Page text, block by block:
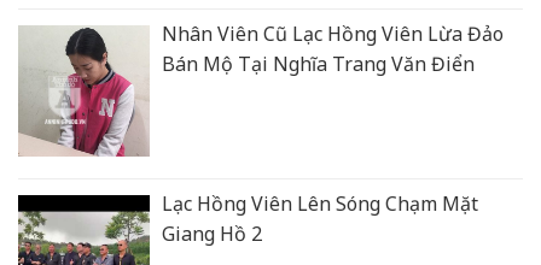
Nhân Viên Cũ Lạc Hồng Viên Lừa Đảo
Bán Mộ Tại Nghĩa Trang Văn Điển
Lạc Hồng Viên Lên Sóng Chạm Mặt
Giang Hồ 2